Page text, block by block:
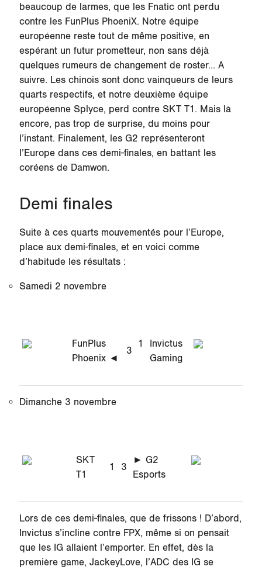
beaucoup de larmes, que les Fnatic ont perdu
contre les FunPlus PhoeniX. Notre équipe
européenne reste tout de même positive, en
espérant un futur prometteur, non sans déjà
quelques rumeurs de changement de roster... A
suivre. Les chinois sont donc vainqueurs de leurs
quarts respectifs, et notre deuxième équipe
européenne Splyce, perd contre SKT T1. Mais là
encore, pas trop de surprise, du moins pour
l’instant. Finalement, les G2 représenteront
l’Europe dans ces demi-finales, en battant les
coréens de Damwon.
Demi finales
Suite à ces quarts mouvementés pour l’Europe,
place aux demi-finales, et en voici comme
d’habitude les résultats :
Samedi 2 novembre
FunPlus
Phoenix ◄
3
1
Invictus
Gaming
Dimanche 3 novembre
SKT
T1
1 3
► G2
Esports
Lors de ces demi-finales, que de frissons ! D’abord,
Invictus s’incline contre FPX, même si on pensait
que les IG allaient l’emporter. En effet, dès la
première game, JackeyLove, l’ADC des IG se